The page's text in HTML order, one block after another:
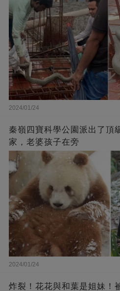
2024/01/24
秦嶺四寶科學公園派出了頂
家，老婆孩子在旁
2024/01/24
炸裂！花花與和葉是姐妹！